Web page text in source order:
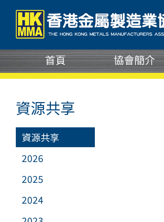
資源共享
資源共享
2026
2025
2024